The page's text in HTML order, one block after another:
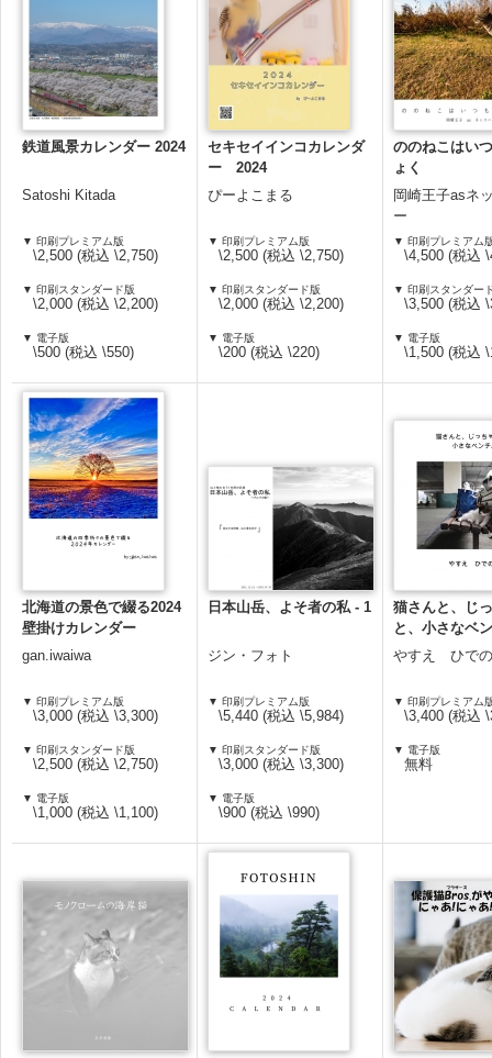
鉄道風景カレンダー 2024
Satoshi Kitada
▼ 印刷プレミアム版
\2,500 (税込 \2,750)
▼ 印刷スタンダード版
\2,000 (税込 \2,200)
▼ 電子版
\500 (税込 \550)
セキセイインコカレンダ
ー 2024
ぴーよこまる
▼ 印刷プレミアム版
\2,500 (税込 \2,750)
▼ 印刷スタンダード版
\2,000 (税込 \2,200)
▼ 電子版
\200 (税込 \220)
ののねこはい
ょく
岡崎王子asネ
ー
▼ 印刷プレミアム
\4,500 (税込
▼ 印刷スタンダー
\3,500 (税込
▼ 電子版
\1,500 (税込
北海道の景色で綴る2024
壁掛けカレンダー
gan.iwaiwa
▼ 印刷プレミアム版
\3,000 (税込 \3,300)
▼ 印刷スタンダード版
\2,500 (税込 \2,750)
▼ 電子版
\1,000 (税込 \1,100)
日本山岳、よそ者の私 - 1
ジン・フォト
▼ 印刷プレミアム版
\5,440 (税込 \5,984)
▼ 印刷スタンダード版
\3,000 (税込 \3,300)
▼ 電子版
\900 (税込 \990)
猫さんと、じ
と、小さなベ
やすえ ひで
▼ 印刷プレミアム
\3,400 (税込
▼ 電子版
無料